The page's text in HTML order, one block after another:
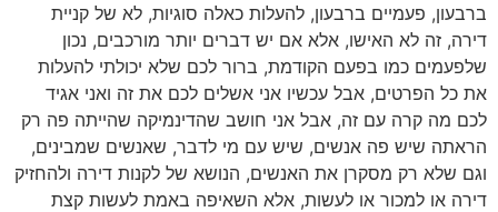
ברבעון, פעמיים ברבעון, להעלות כאלה סוגיות, לא של קניית
דירה, זה לא האישו, אלא אם יש דברים יותר מורכבים, נכון
שלפעמים כמו בפעם הקודמת, ברור לכם שלא יכולתי להעלות
את כל הפרטים, אבל עכשיו אני אשלים לכם את זה ואני אגיד
לכם מה קרה עם זה, אבל אני חושב שהדינמיקה שהייתה פה רק
הראתה שיש פה אנשים, שיש עם מי לדבר, שאנשים שמבינים,
וגם שלא רק מסקרן את האנשים, הנושא של לקנות דירה ולהחזיק
דירה או למכור או לעשות, אלא השאיפה באמת לעשות קצת